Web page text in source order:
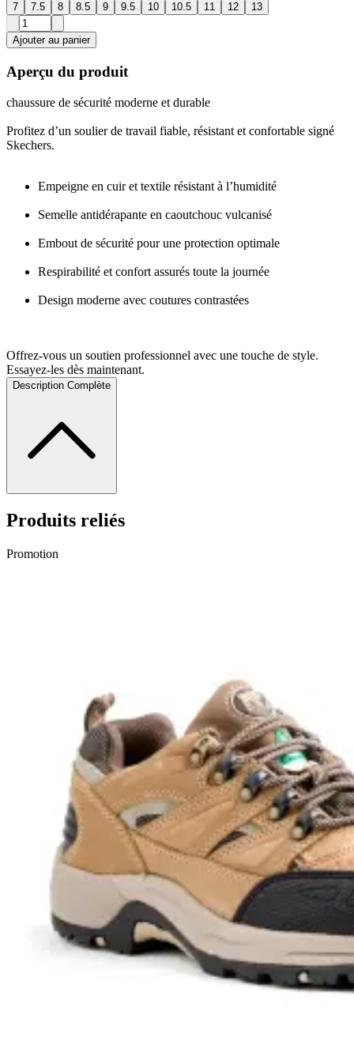
7 7.5 8 8.5 9 9.5 10 10.5 11 12 13
Ajouter au panier
Aperçu du produit
chaussure de sécurité moderne et durable
Profitez d’un soulier de travail fiable, résistant et confortable signé
Skechers.
Empeigne en cuir et textile résistant à l’humidité
Semelle antidérapante en caoutchouc vulcanisé
Embout de sécurité pour une protection optimale
Respirabilité et confort assurés toute la journée
Design moderne avec coutures contrastées
Offrez-vous un soutien professionnel avec une touche de style.
Essayez-les dès maintenant.
Description Complète
Produits reliés
Promotion